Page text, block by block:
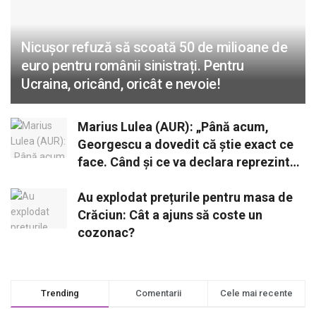
Nicușor refuză să scoată 50 de milioane de
euro pentru românii sinistrați. Pentru
Ucraina, oricând, oricât e nevoie!
Marius Lulea (AUR): „Până acum,
Georgescu a dovedit că știe exact ce
face. Când și ce va declara reprezintă
Au explodat prețurile pentru masa de
Crăciun: Cât a ajuns să coste un
cozonac?
Trending Comentarii Cele mai recente